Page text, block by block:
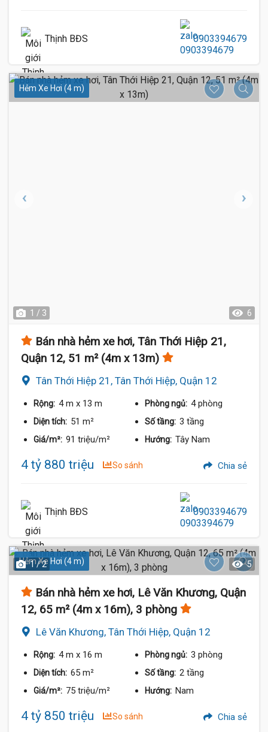
Thịnh BĐS 0903394679
Hẻm Xe Hơi (4 m)
1 / 3 6
Bán nhà hẻm xe hơi, Tân Thới Hiệp 21,
Quận 12, 51 m² (4m x 13m)
Tân Thới Hiệp 21, Tân Thới Hiệp, Quận 12
Rộng: 4 m x 13 m Phòng ngủ: 4 phòng
Diện tích: 51 m² Số tầng: 3 tầng
Giá/m²: 91 triệu/m² Hướng: Tây Nam
4 tỷ 880 triệu So sánh Chia sẻ
Thịnh BĐS 0903394679
Hẻm Xe Hơi (4 m)
1 / 2 5
Bán nhà hẻm xe hơi, Lê Văn Khương, Quận
12, 65 m² (4m x 16m), 3 phòng
Lê Văn Khương, Tân Thới Hiệp, Quận 12
Rộng: 4 m x 16 m Phòng ngủ: 3 phòng
Diện tích: 65 m² Số tầng: 2 tầng
Giá/m²: 75 triệu/m² Hướng: Nam
4 tỷ 850 triệu So sánh Chia sẻ